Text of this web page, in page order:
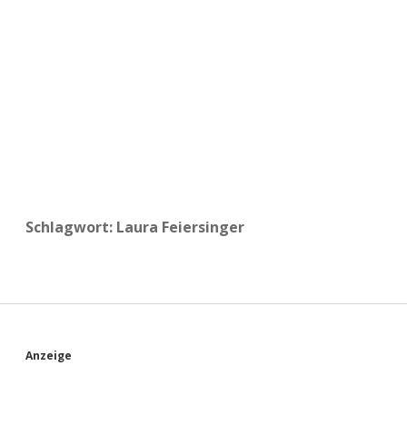
Schlagwort: Laura Feiersinger
S
Anzeige